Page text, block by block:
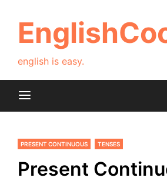
content
english is easy.
PRESENT CONTINUOUS TENSES
Present